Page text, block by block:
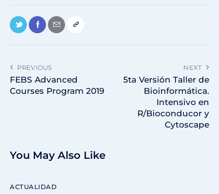
PREVIOUS
FEBS Advanced
Courses Program 2019
NEXT
5ta Versión Taller de
Bioinformática.
Intensivo en
R/Bioconducor y
Cytoscape
You May Also Like
ACTUALIDAD